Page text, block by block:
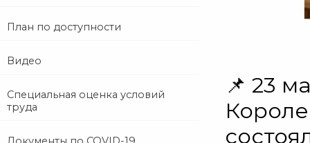
План по доступности
Видео
Специальная оценка условий
труда
📌 23